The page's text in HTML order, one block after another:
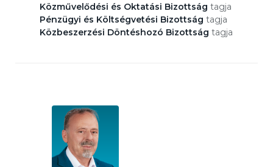
Közművelődési és Oktatási Bizottság tagja
Pénzügyi és Költségvetési Bizottság tagja
Közbeszerzési Döntéshozó Bizottság tagja